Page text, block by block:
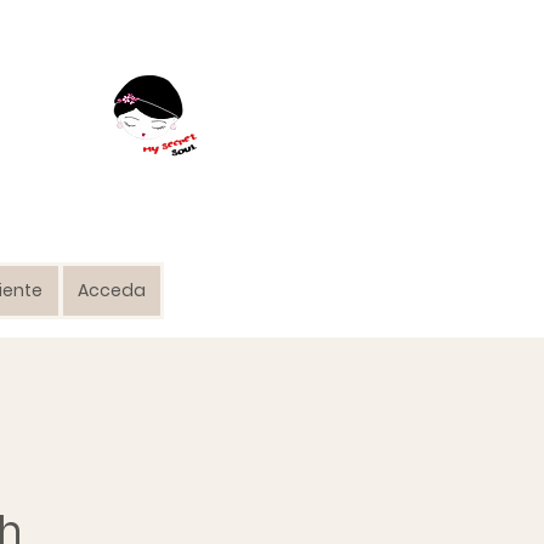
Acceda